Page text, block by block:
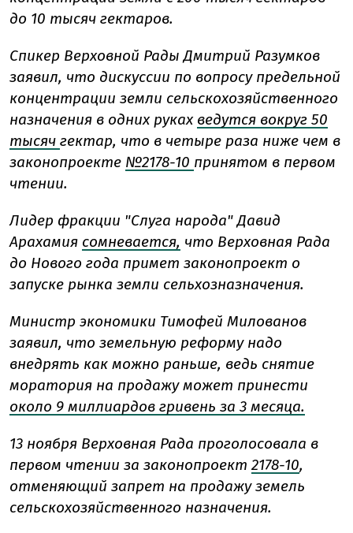
до 10 тысяч гектаров.
Спикер Верховной Рады Дмитрий Разумков
заявил, что дискуссии по вопросу предельной
концентрации земли сельскохозяйственного
назначения в одних руках ведутся вокруг 50
тысяч гектар, что в четыре раза ниже чем в
законопроекте №2178-10 принятом в первом
чтении.
Лидер фракции "Слуга народа" Давид
Арахамия сомневается, что Верховная Рада
до Нового года примет законопроект о
запуске рынка земли сельхозназначения.
Министр экономики Тимофей Милованов
заявил, что земельную реформу надо
внедрять как можно раньше, ведь снятие
моратория на продажу может принести
около 9 миллиардов гривень за 3 месяца.
13 ноября Верховная Рада проголосовала в
первом чтении за законопроект 2178-10,
отменяющий запрет на продажу земель
сельскохозяйственного назначения.